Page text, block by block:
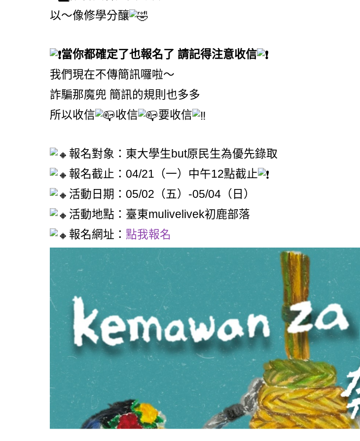
以～像修學分釀
當你都確定了也報名了 請記得注意收信
我們現在不傳簡訊囉啦～
詐騙那魔兜 簡訊的規則也多多
所以收信
收信 要收信
報名對象：東大學生but原民生為優先錄取
報名截止：04/21（一）中午12點截止
活動日期：05/02（五）-05/04（日）
活動地點：臺東mulivelivek初鹿部落
報名網址： 點我報名